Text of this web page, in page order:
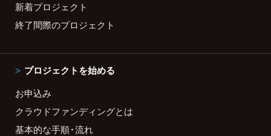
新着プロジェクト
終了間際のプロジェクト
プロジェクトを始める
お申込み
クラウドファンディングとは
基本的な手順・流れ